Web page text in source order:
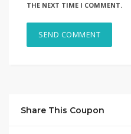
THE NEXT TIME I COMMENT.
Share This Coupon